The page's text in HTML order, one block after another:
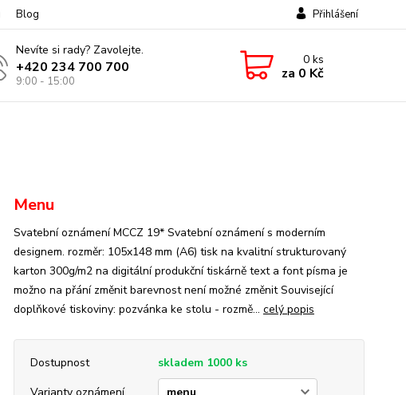
Blog Přihlášení
Nevíte si rady? Zavolejte.
+420 234 700 700
9:00 - 15:00
0ks
za 0 Kč
Menu
Svatební oznámení MCCZ 19* Svatební oznámení s moderním
designem. rozměr: 105x148 mm (A6) tisk na kvalitní strukturovaný
karton 300g/m2 na digitální produkční tiskárně text a font písma je
možno na přání změnit barevnost není možné změnit Související
doplňkové tiskoviny: pozvánka ke stolu - rozmě... celý popis
Dostupnost
skladem 1000 ks